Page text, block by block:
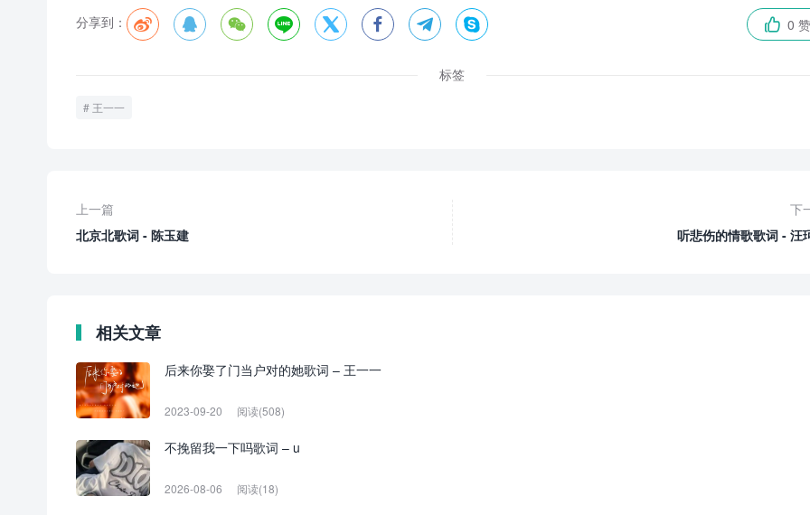
分享到：          0 赞
标签
王一一
上一篇
北京北歌词 - 陈玉建
下
听悲伤的情歌歌词 - 汪
相关文章
后来你娶了门当户对的她歌词 – 王一一
2023-09-20 阅读(508)
不挽留我一下吗歌词 – u
2026-08-06 阅读(18)